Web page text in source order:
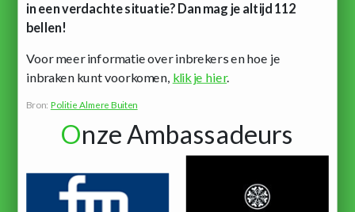
in een verdachte situatie? Dan mag je altijd 112
bellen!
Voor meer informatie over inbrekers en hoe je
inbraken kunt voorkomen, klik je hier.
Bron: Politie Almere Buiten
Onze Ambassadeurs